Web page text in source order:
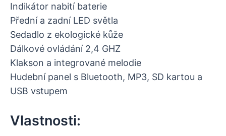
Indikátor nabití baterie
Přední a zadní LED světla
Sedadlo z ekologické kůže
Dálkové ovládání 2,4 GHZ
Klakson a integrované melodie
Hudební panel s Bluetooth, MP3, SD kartou a
USB vstupem
Vlastnosti: